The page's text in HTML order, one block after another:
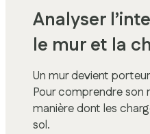
Analyser
le mur et la
Un mur devient
Pour comprendre son
manière dont les
sol.